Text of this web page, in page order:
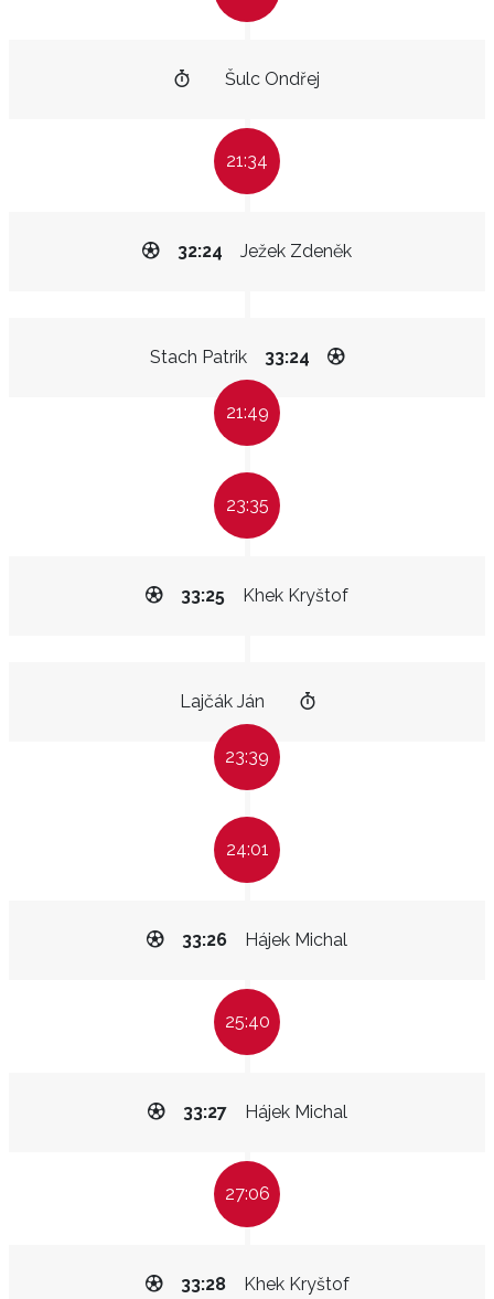
Šulc Ondřej
21:34
Ježek Zdeněk
32:24
Stach Patrik 33:24
21:49
23:35
Khek Kryštof
33:25
Lajčák Ján
23:39
24:01
Hájek Michal
33:26
25:40
Hájek Michal
33:27
27:06
Khek Kryštof
33:28